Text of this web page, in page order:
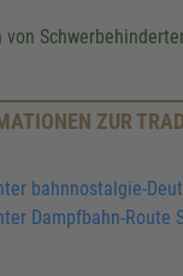
ZUR
bahnnostalgie-
Dampfbahn-Route